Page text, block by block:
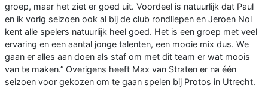
groep, maar het ziet er goed uit. Voordeel is natuurlijk dat Paul
en ik vorig seizoen ook al bij de club rondliepen en Jeroen Nol
kent alle spelers natuurlijk heel goed. Het is een groep met veel
ervaring en een aantal jonge talenten, een mooie mix dus. We
gaan er alles aan doen als staf om met dit team er wat moois
van te maken.” Overigens heeft Max van Straten er na één
seizoen voor gekozen om te gaan spelen bij Protos in Utrecht.